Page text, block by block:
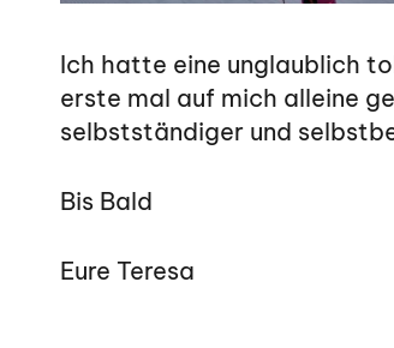
Ich hatte eine unglaublich
erste mal auf mich alleine
selbstständiger und
Bis Bald
Eure Teresa